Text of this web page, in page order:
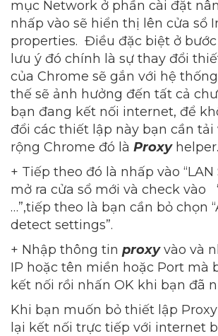
mục Network ở phần cài đặt
nhấp vào sẽ hiển thị lên cửa sổ
properties. Điều đặc biệt ở
lưu ý đó chính là sự thay đổi
của Chrome sẽ gắn với hệ
thế sẽ ảnh hưởng đến tất cả
bạn đang kết nối internet, để
đổi các thiết lập này bạn cần
rộng Chrome đó là Proxyhelper.
+ Tiếp theo đó là nhấp vào “LAN
mở ra cửa sổ mới và check vào
…”,tiếp theo là bạn cần bỏ chọn
detect settings”.
+ Nhập thông tin proxyvào và
IP hoặc tên miền hoặc Port mà
kết nối rồi nhấn OK khi bạn đã
Khi bạn muốn bỏ thiết lập
lại kết nối trực tiếp với internet